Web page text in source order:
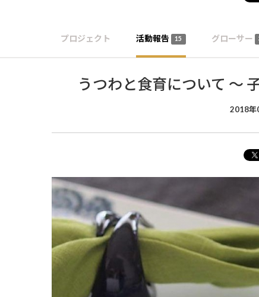
プロジェクト 活動報告 15 グローサー
うつわと食育について 〜
2018年